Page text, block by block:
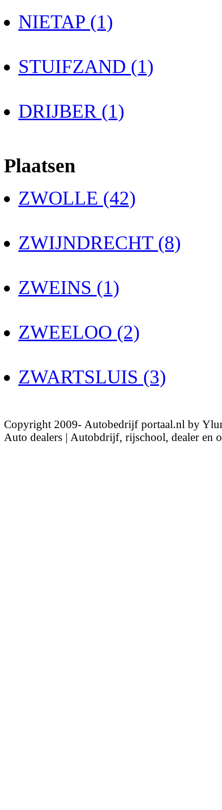
NIETAP (1)
STUIFZAND (1)
DRIJBER (1)
Plaatsen
ZWOLLE (42)
ZWIJNDRECHT (8)
ZWEINS (1)
ZWEELOO (2)
ZWARTSLUIS (3)
Copyright 2009- Autobedrijf portaal.nl by
Auto dealers | Autobdrijf, rijschool, dealer en